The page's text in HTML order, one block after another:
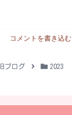
コメントを書き込む
旧ブログ 2023